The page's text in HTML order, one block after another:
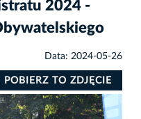
2024 -
Data: 2024-05-26
POBIERZ TO ZDJĘCIE